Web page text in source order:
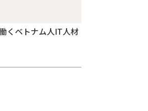
くベトナム人IT人材